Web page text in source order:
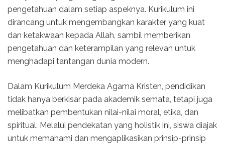
pengetahuan dalam setiap aspeknya. Kurikulum ini
dirancang untuk mengembangkan karakter yang kuat
dan ketakwaan kepada Allah, sambil memberikan
pengetahuan dan keterampilan yang relevan untuk
menghadapi tantangan dunia modern.
Dalam Kurikulum Merdeka Agama Kristen, pendidikan
tidak hanya berkisar pada akademik semata, tetapi juga
melibatkan pembentukan nilai-nilai moral, etika, dan
spiritual. Melalui pendekatan yang holistik ini, siswa diajak
untuk memahami dan mengaplikasikan prinsip-prinsip